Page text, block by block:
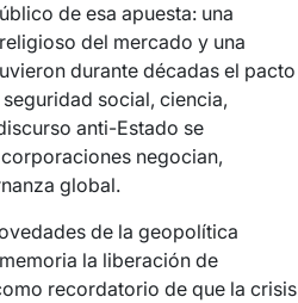
de esa apuesta: una
del mercado y una
durante décadas el pacto
social, ciencia,
anti-Estado se
negocian,
global.
de la geopolítica
la liberación de
recordatorio de que la crisis